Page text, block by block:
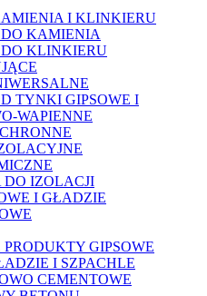
I KLINKIERU
KAMIENIA
KLINKIERU
TYNKI GIPSOWE I
WAPIENNE
DO IZOLACJI
I GŁADZIE
PRODUKTY GIPSOWE
I SZPACHLE
CEMENTOWE